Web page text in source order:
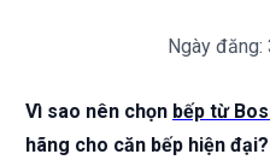
Ngày
Vì sao nên chọn bếp từ
hãng cho căn bếp hiện đại?